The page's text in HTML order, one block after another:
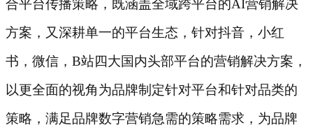
合平台传播策略，既涵盖全域跨平台的AI营销解决
方案，又深耕单一的平台生态，针对抖音，小红
书，微信，B站四大国内头部平台的营销解决方案，
以更全面的视角为品牌制定针对平台和针对品类的
策略，满足品牌数字营销急需的策略需求，为品牌